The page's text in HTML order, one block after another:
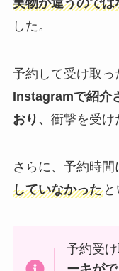
した。
予約して受け取っ
Instagramで紹介
おり、 衝撃を受け
さらに、予約時
していなかったと
予約受